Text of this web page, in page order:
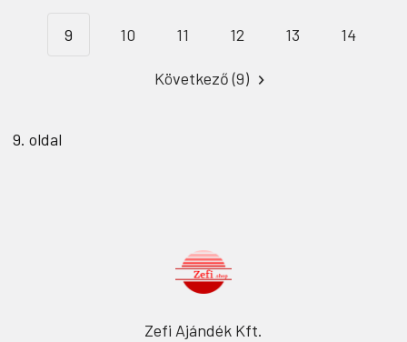
9 10 11 12 13 14
Következő (9)
9. oldal
Zefi Ajándék Kft.